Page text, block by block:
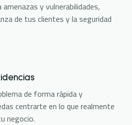
y vulnerabilidades,
de tus clientes y la seguridad
de forma rápida y
centrarte en lo que realmente
negocio.